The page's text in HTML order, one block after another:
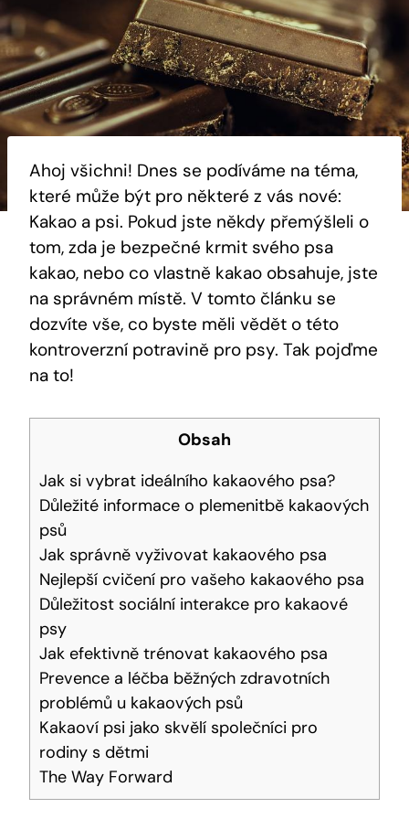
Ahoj všichni! Dnes se podíváme na téma,
které může být pro některé z vás nové:
Kakao a psi. Pokud jste někdy přemýšleli o
tom, zda je bezpečné krmit svého psa
kakao, nebo co vlastně kakao obsahuje, jste
na správném místě. V tomto článku se
dozvíte vše, co byste měli vědět o této
kontroverzní potravině pro psy. Tak pojďme
na to!
Obsah
Jak si vybrat ideálního kakaového psa?
Důležité informace o plemenitbě kakaových
psů
Jak správně vyživovat kakaového psa
Nejlepší cvičení pro vašeho kakaového psa
Důležitost sociální interakce pro kakaové
psy
Jak efektivně trénovat kakaového psa
Prevence a léčba běžných zdravotních
problémů u kakaových psů
Kakaoví psi jako skvělí společníci pro
rodiny s dětmi
The Way Forward